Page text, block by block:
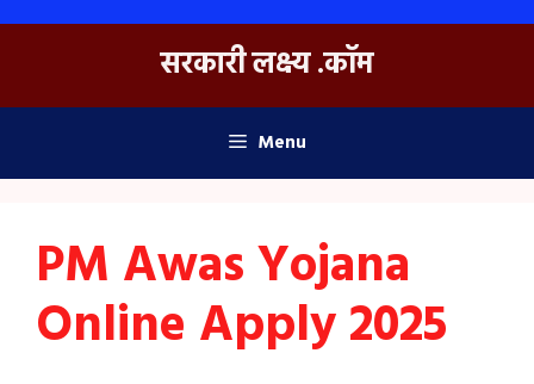
Skip
सरकारी लक्ष्य .कॉम
Menu
PM Awas Yojana
Online Apply 2025